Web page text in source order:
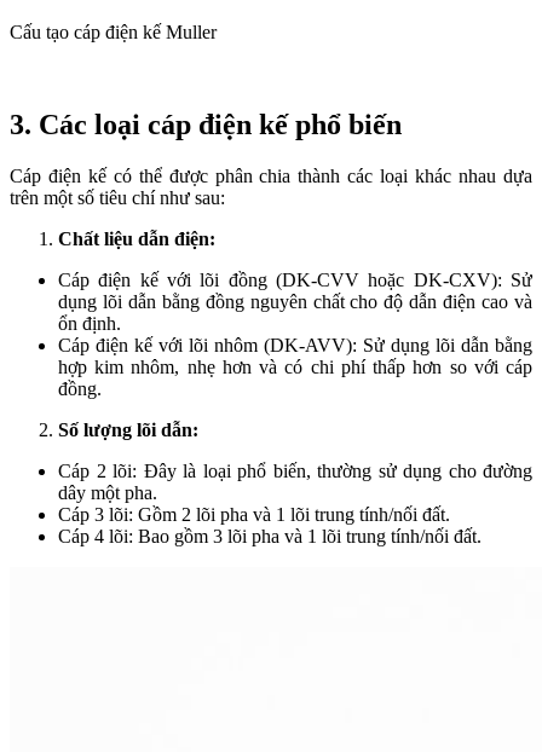
Cấu tạo cáp điện kế Muller
3. Các loại cáp điện kế phổ biến
Cáp điện kế có thể được phân chia thành các loại khác nhau dựa
trên một số tiêu chí như sau:
Chất liệu dẫn điện:
Cáp điện kế với lõi đồng (DK-CVV hoặc DK-CXV): Sử
dụng lõi dẫn bằng đồng nguyên chất cho độ dẫn điện cao và
ổn định.
Cáp điện kế với lõi nhôm (DK-AVV): Sử dụng lõi dẫn bằng
hợp kim nhôm, nhẹ hơn và có chi phí thấp hơn so với cáp
đồng.
Số lượng lõi dẫn:
Cáp 2 lõi: Đây là loại phổ biến, thường sử dụng cho đường
dây một pha.
Cáp 3 lõi: Gồm 2 lõi pha và 1 lõi trung tính/nối đất.
Cáp 4 lõi: Bao gồm 3 lõi pha và 1 lõi trung tính/nối đất.